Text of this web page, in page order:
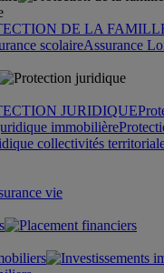
DE LA
scolaireAssurance
JURIDIQUE
immobilière
collectivités